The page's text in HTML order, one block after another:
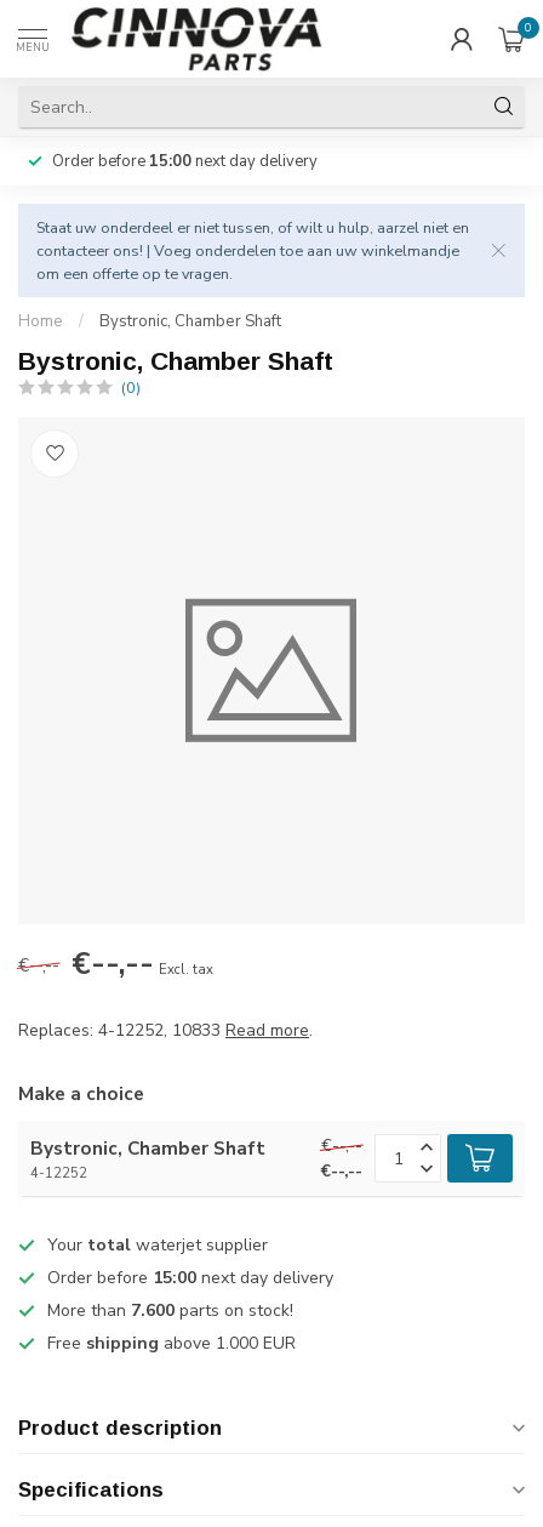
MENU
0
Order before 15:00next day delivery
Staat uw onderdeel er niet tussen, of wilt u hulp, aarzel niet en
contacteer ons! | Voeg onderdelen toe aan uw winkelmandje
om een offerte op te vragen.
Home / Bystronic, Chamber Shaft
Bystronic, Chamber Shaft
(0)
€--,-- €--,-- Excl. tax
Replaces: 4-12252, 10833 Read more.
Make a choice
Bystronic, Chamber Shaft
4-12252
€--,--
€--,--
Your total waterjet supplier
Order before 15:00 next day delivery
More than 7.600 parts on stock!
Free shipping above 1.000 EUR
Product description
Specifications